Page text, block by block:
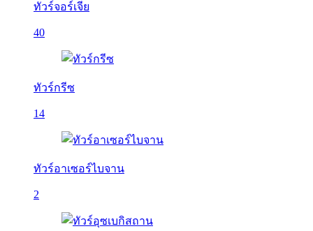
ทัวร์จอร์เจีย
40
ทัวร์กรีซ
14
ทัวร์อาเซอร์ไบจาน
2